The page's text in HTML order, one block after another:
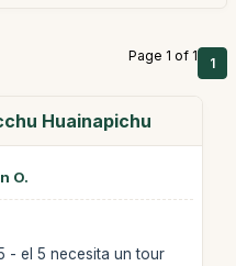
Page 1 of 1 1
Huainapichu
O.
- el 5 necesita un tour